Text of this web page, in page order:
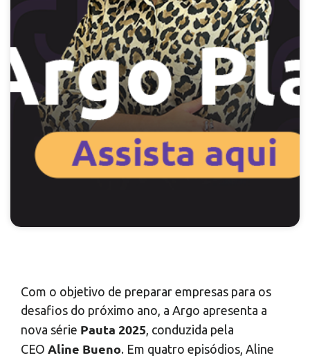
Com o objetivo de preparar empresas para os
desafios do próximo ano, a Argo apresenta a
nova série Pauta 2025, conduzida pela
CEO Aline Bueno. Em quatro episódios, Aline